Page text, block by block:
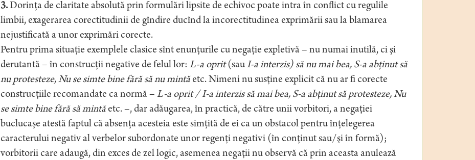
3.Dorinţa de claritate absolută prin formulări lipsite de echivoc poate intra în conflict cu regulile
limbii, exagerarea corectitudinii de gîndire ducînd la incorectitudinea exprimării sau la blamarea
nejustificată a unor exprimări corecte.
Pentru prima situaţie exemplele clasice sînt enunţurile cu negaţie expletivă – nu numai inutilă, ci şi
derutantă – în construcţii negative de felul lor: L-a oprit(sauI-a interzis) să nu mai bea, S-a abţinut să
nu protesteze, Nu se simte bine fără să nu mintăetc. Nimeni nu susţine explicit că nu ar fi corecte
construcţiile recomandate ca normă – L-a oprit / I-a interzis să mai bea, S-a abţinut să protesteze, Nu
se simte bine fără să mintăetc. –, dar adăugarea, în practică, de către unii vorbitori, a negaţiei
buclucaşe atestă faptul că absenţa acesteia este simţită de ei ca un obstacol pentru înţelegerea
caracterului negativ al verbelor subordonate unor regenţi negativi (în conţinut sau/şi în formă);
vorbitorii care adaugă, din exces de zel logic, asemenea negaţii nu observă că prin aceasta anulează